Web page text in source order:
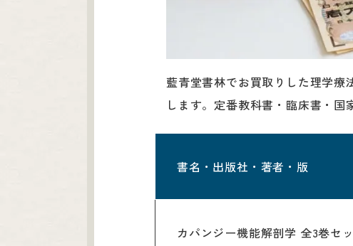
藍青堂書林でお買取りした理学
します。定番教科書・臨床書・国
書名・出版社・著者・版
カパンジー機能解剖学 全3巻セ